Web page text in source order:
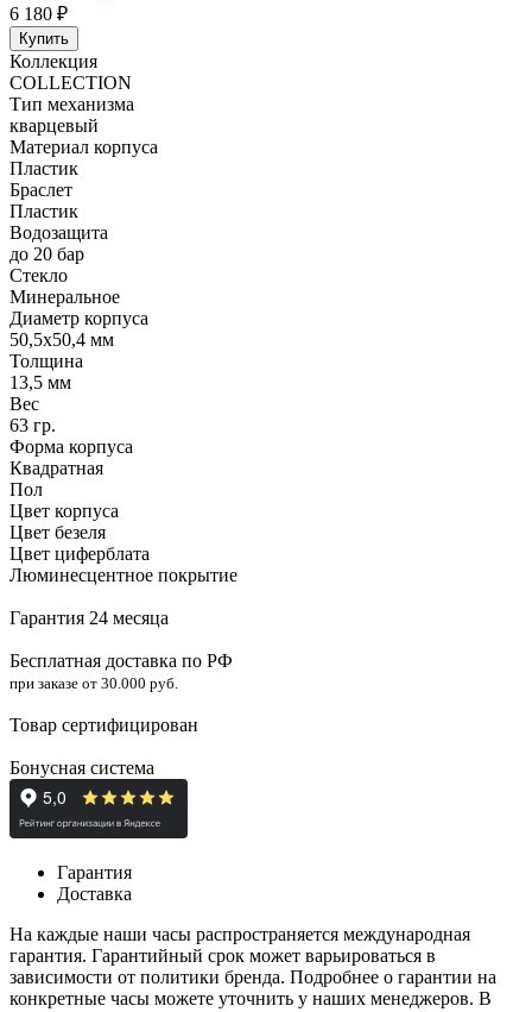
6 180 ₽
Купить
Коллекция
COLLECTION
Тип механизма
кварцевый
Материал корпуса
Пластик
Браслет
Пластик
Водозащита
до 20 бар
Стекло
Минеральное
Диаметр корпуса
50,5x50,4 мм
Толщина
13,5 мм
Вес
63 гр.
Форма корпуса
Квадратная
Пол
Цвет корпуса
Цвет безеля
Цвет циферблата
Люминесцентное покрытие
Гарантия 24 месяца
Бесплатная доставка по РФ
при заказе от 30.000 руб.
Товар сертифицирован
Бонусная система
Гарантия
Доставка
На каждые наши часы распространяется международная
гарантия. Гарантийный срок может варьироваться в
зависимости от политики бренда. Подробнее о гарантии на
конкретные часы можете уточнить у наших менеджеров. В